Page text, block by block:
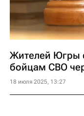
Жителей Югры
бойцам СВО
18 июля 2025, 13:27